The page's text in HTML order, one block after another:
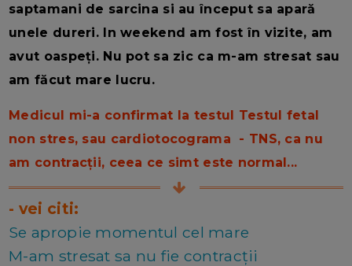
saptamani de sarcina si au început sa apară
unele dureri. In weekend am fost în vizite, am
avut oaspeți. Nu pot sa zic ca m-am stresat sau
am făcut mare lucru.
Medicul mi-a confirmat la testul Testul fetal
non stres, sau cardiotocograma - TNS, ca nu
am contracții, ceea ce simt este normal...
- vei citi:
Se apropie momentul cel mare
M-am stresat sa nu fie contracții